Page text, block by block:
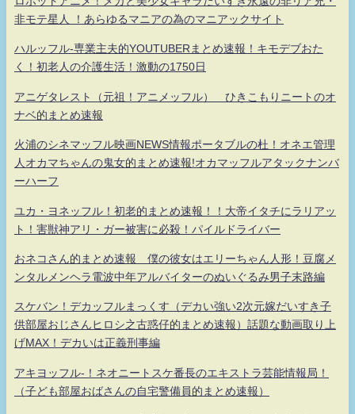
非モテ星人 ！あらゆるマニアの為のマニアックサイト
ハルッフル-専業主夫的YOUTUBERまとめ速報！キモデブおた
く！初老人の介護生活！激動の1750日
アニゲタレスト（元祖！アニメッフル） ひきこもりニートのオ
ナベ的まとめ速報
火浦のシネマッフル映画NEWS情報ポータブルの杜！オネエ管理
人オカマちゃんの鬼女的まとめ速報!オカマッフルアタックナンバ
ーハーフ
ユカ・ヨネッフル！初老的まとめ速報！！大帝イタチにラリアッ
ト！害獣神アリ・ガー被害に必殺！パイルドライバー
おネコさん的まとめ速報 僕の彼女はエリーちゃん人形！豆腐メ
ンタルメンヘラ電波中年アルバイターのぬいぐるみ男子末路編
スケバン！デカッフルまっくす（デカい強い2次元嫁だいすき子
供部屋おじさんヒロシ之古惑仔的まとめ速報）話題な動画取り上
げMAX！デカいは正義刑事編
アキヨッフル-！ネオニートスケ番長のエキストラ芸能情報局！
（子ども部屋おばさんの自宅警備員的まとめ速報）